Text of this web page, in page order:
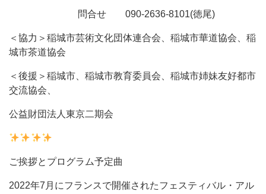
問合せ 090-2636-8101(徳尾)
＜協力＞稲城市芸術文化団体連合会、稲城市華道協会、稲
城市茶道協会
＜後援＞稲城市、稲城市教育委員会、稲城市姉妹友好都市
交流協会、
公益財団法人東京二期会
ご挨拶とプログラム予定曲
2022年7月にフランスで開催されたフェスティバル・アル